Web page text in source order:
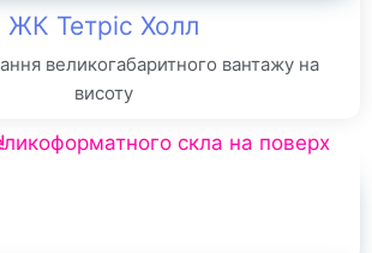
ЖК Тетріс Холл
великогабаритного вантажу на
висоту